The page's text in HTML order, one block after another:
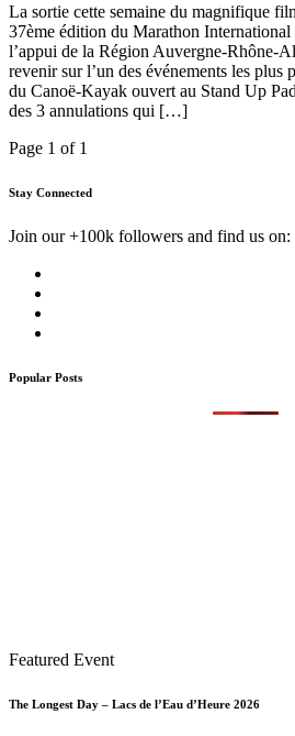
La sortie cette semaine du magnifique
37ème édition du Marathon International
l’appui de la Région Auvergne-Rhône-
revenir sur l’un des événements les plus
du Canoë-Kayak ouvert au Stand Up
des 3 annulations qui […]
Page 1 of 1
Stay Connected
Join our +100k followers and find us on:
Popular Posts
Featured Event
The Longest Day – Lacs de l’Eau d’Heure 2026